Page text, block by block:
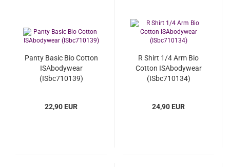
Panty Basic Bio Cotton
ISAbodywear
(ISbc710139)
22,90 EUR
R Shirt 1/4 Arm Bio
Cotton ISAbodywear
(ISbc710134)
24,90 EUR